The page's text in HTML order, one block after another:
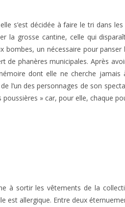
s’est décidée à faire le tri dans
la grosse cantine, celle qui
bombes, un nécessaire pour
phanères municipales. Après
dont elle ne cherche
l’un des personnages de son
» car, pour elle, chaque
à sortir les vêtements de la
est allergique. Entre deux